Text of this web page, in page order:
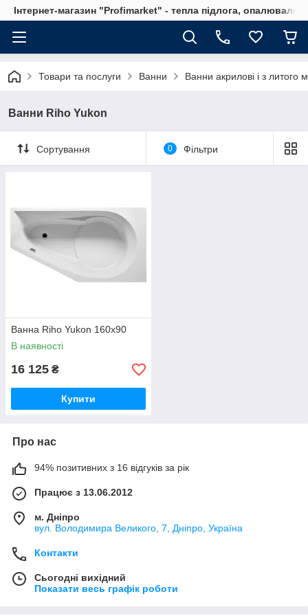
Інтернет-магазин "Profimarket" - тепла підлога,
Товари та послуги Ванни Ванни акрилові і з литого
Ванни Riho Yukon
Сортування 0 Фільтри
Ванна Riho Yukon 160x90
В наявності
16 125 ₴
Купити
Про нас
94% позитивних з 16 відгуків за рік
Працює з 13.06.2012
м. Дніпро
вул. Володимира Великого, 7, Дніпро, Україна
Контакти
Сьогодні вихідний
Показати весь графік роботи